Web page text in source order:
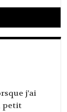
j'ai
petit